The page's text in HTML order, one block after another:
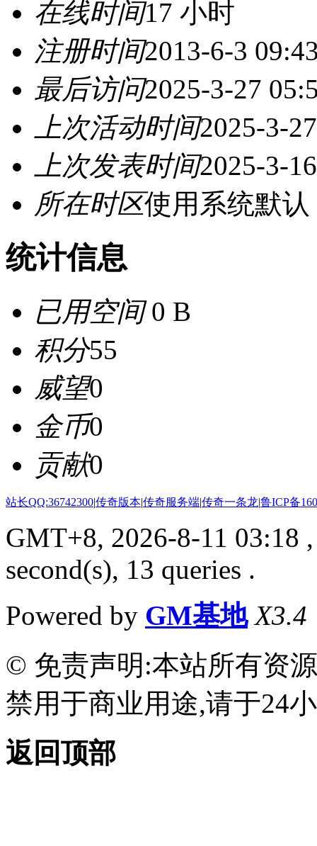
在线时间17 小时
注册时间2013-6-3
最后访问2025-3-27
上次活动时间2025-3-
上次发表时间2025-3-
所在时区使用系统默认
统计信息
已用空间0 B
积分55
威望0
金币0
贡献0
站长QQ:36742300|传奇版本|传奇服务端|传奇一条龙|鲁ICP备
GMT+8, 2026-8-11 03:18
second(s), 13 queries .
Powered by GM基地 X3.4
© 免责声明:本站所有资
禁用于商业用途,请于24
返回顶部